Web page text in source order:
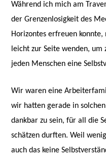
Während ich mich am
der Grenzenlosigkeit des
Horizontes erfreuen
leicht zur Seite wenden,
jeden Menschen eine
Wir waren eine
wir hatten gerade in
dankbar zu sein, für all die
schätzen durften. Weil
auch das keine